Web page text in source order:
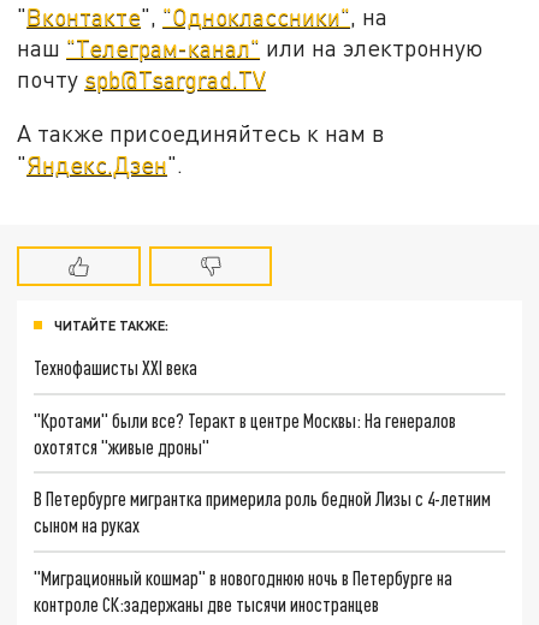
"Вконтакте", "Одноклассники" , на
наш "Телеграм-канал" или на электронную
почту spb@Tsargrad.TV
А также присоединяйтесь к нам в
"Яндекс.Дзен".
ЧИТАЙТЕ ТАКЖЕ:
Технофашисты XXI века
"Кротами" были все? Теракт в центре Москвы: На генералов
охотятся "живые дроны"
В Петербурге мигрантка примерила роль бедной Лизы с 4-летним
сыном на руках
"Миграционный кошмар" в новогоднюю ночь в Петербурге на
контроле СК:задержаны две тысячи иностранцев